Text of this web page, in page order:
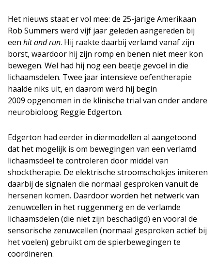
Het nieuws staat er vol mee: de 25-jarige Amerikaan
Rob Summers werd vijf jaar geleden aangereden bij
een hit and run. Hij raakte daarbij verlamd vanaf zijn
borst, waardoor hij zijn romp en benen niet meer kon
bewegen. Wel had hij nog een beetje gevoel in die
lichaamsdelen. Twee jaar intensieve oefentherapie
haalde niks uit, en daarom werd hij begin
2009 opgenomen in de klinische trial van onder andere
neurobioloog Reggie Edgerton.
Edgerton had eerder in diermodellen al aangetoond
dat het mogelijk is om bewegingen van een verlamd
lichaamsdeel te controleren door middel van
shocktherapie. De elektrische stroomschokjes imiteren
daarbij de signalen die normaal gesproken vanuit de
hersenen komen. Daardoor worden het netwerk van
zenuwcellen in het ruggenmerg en de verlamde
lichaamsdelen (die niet zijn beschadigd) en vooral de
sensorische zenuwcellen (normaal gesproken actief bij
het voelen) gebruikt om de spierbewegingen te
coördineren.